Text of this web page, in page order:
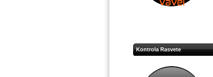
Kontrola Rasvete